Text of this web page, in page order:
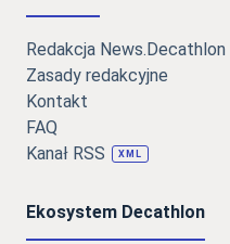
Redakcja News.Decathlon
Zasady redakcyjne
Kontakt
FAQ
Kanał RSS
XML
Ekosystem Decathlon